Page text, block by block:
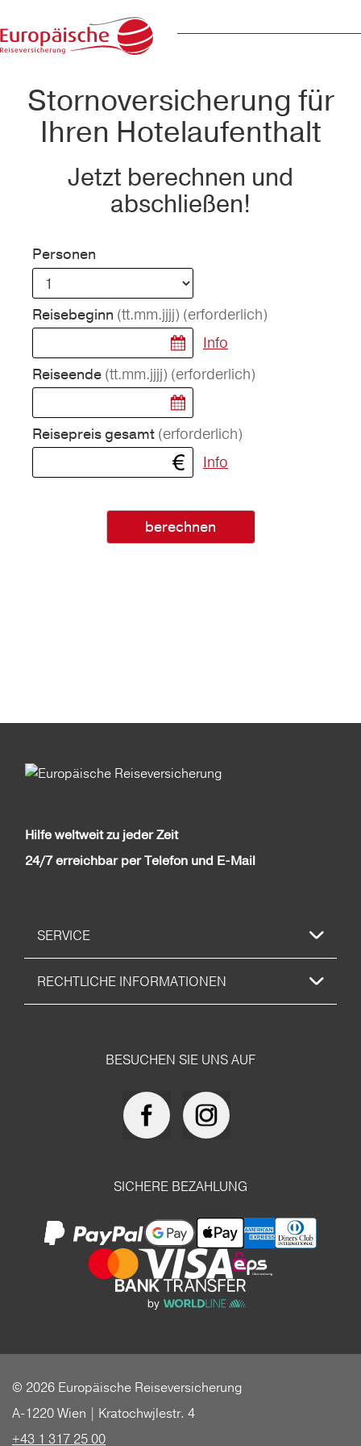
Stornoversicherung für
Ihren Hotelaufenthalt
Jetzt berechnen und
abschließen!
Personen
Reisebeginn (tt.mm.jjjj) (erforderlich)
Info
Reiseende (tt.mm.jjjj) (erforderlich)
Reisepreis gesamt (erforderlich)
Info
berechnen
Hilfe weltweit zu jeder Zeit
24/7 erreichbar per Telefon und E-Mail
SERVICE
RECHTLICHE INFORMATIONEN
BESUCHEN SIE UNS AUF
SICHERE BEZAHLUNG
© 2026 Europäische Reiseversicherung
A-1220 Wien | Kratochwjlestr. 4
+43 1 317 25 00